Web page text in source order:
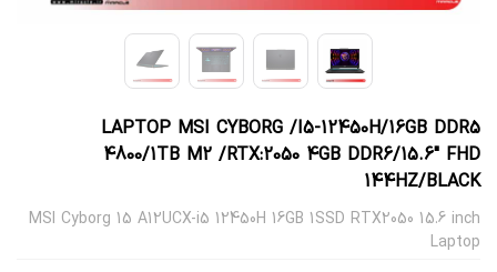
LAPTOP MSI CYBORG /I5-12450H/16GB DDR5
4800/1TB M2 /RTX:2050 4GB DDR6/15.6″ FHD
144HZ/BLACK
MSI Cyborg 15 A12UCX-i5 12450H 16GB 1SSD RTX2050 15.6 inch
Laptop